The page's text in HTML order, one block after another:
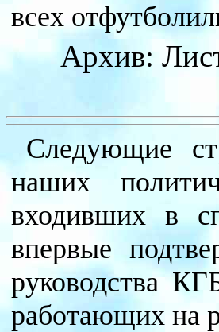
всех
Архив:
Следующие
наших
входивших в
впервые
руководства
работающих на